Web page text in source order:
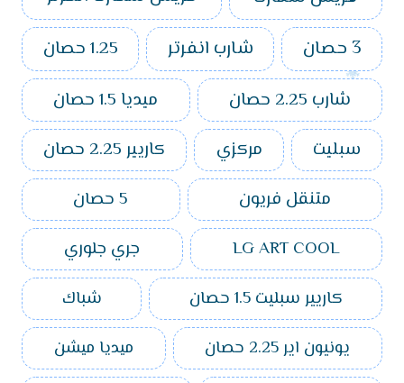
3 حصان
شارب انفرتر 1.25 حصان
شارب 2.25 حصان ميديا 1.5 حصان
سبليت مركزي
كاريير 2.25 حصان
متنقل فريون
5 حصان
LG ART COOL
جري جلوري
كاريير سبليت 1.5 حصان
شباك
يونيون اير 2.25 حصان
ميديا ميشن